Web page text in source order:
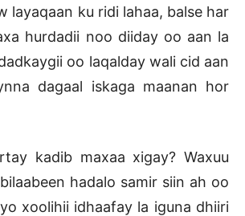
layaqaan ku ridi lahaa, balse har
hurdadii noo diiday oo aan la
oo laqalday wali cid aan
dagaal iskaga maanan hor
kadib maxaa xigay? Waxuu
hadalo samir siin ah oo
xoolihii idhaafay la iguna dhiiri